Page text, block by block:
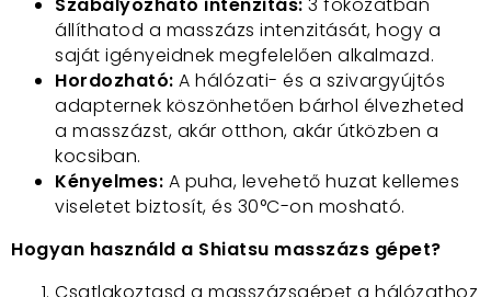
állíthatod a masszázs intenzitását, hogy a
saját igényeidnek megfelelően alkalmazd.
Hordozható: A hálózati- és a szivargyújtós
adapternek köszönhetően bárhol élvezheted
a masszázst, akár otthon, akár útközben a
kocsiban.
Kényelmes: A puha, levehető huzat kellemes
viseletet biztosít, és 30°C-on mosható.
Hogyan használd a Shiatsu masszázs gépet?